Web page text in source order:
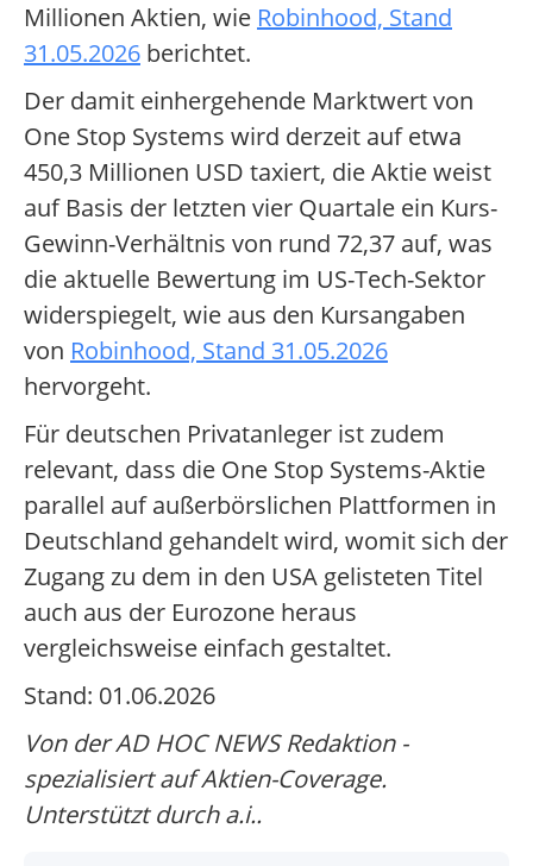
Millionen Aktien, wie Robinhood, Stand
31.05.2026 berichtet.
Der damit einhergehende Marktwert von
One Stop Systems wird derzeit auf etwa
450,3 Millionen USD taxiert, die Aktie weist
auf Basis der letzten vier Quartale ein Kurs-
Gewinn-Verhältnis von rund 72,37 auf, was
die aktuelle Bewertung im US-Tech-Sektor
widerspiegelt, wie aus den Kursangaben
von Robinhood, Stand 31.05.2026
hervorgeht.
Für deutschen Privatanleger ist zudem
relevant, dass die One Stop Systems-Aktie
parallel auf außerbörslichen Plattformen in
Deutschland gehandelt wird, womit sich der
Zugang zu dem in den USA gelisteten Titel
auch aus der Eurozone heraus
vergleichsweise einfach gestaltet.
Stand: 01.06.2026
Von der AD HOC NEWS Redaktion -
spezialisiert auf Aktien-Coverage.
Unterstützt durch a.i..